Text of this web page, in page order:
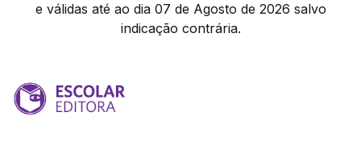
e válidas até ao dia 07 de Agosto de 2026 salvo
indicação contrária.